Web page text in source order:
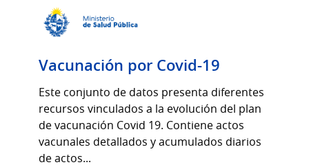
Vacunación por Covid-19
Este conjunto de datos presenta diferentes
recursos vinculados a la evolución del plan
de vacunación Covid 19. Contiene actos
vacunales detallados y acumulados diarios
de actos...